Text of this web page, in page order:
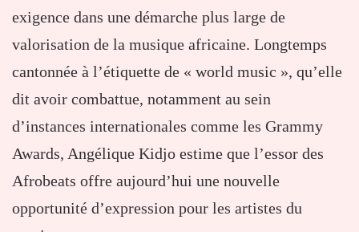
exigence dans une démarche plus large de
valorisation de la musique africaine. Longtemps
cantonnée à l’étiquette de « world music », qu’elle
dit avoir combattue, notamment au sein
d’instances internationales comme les Grammy
Awards, Angélique Kidjo estime que l’essor des
Afrobeats offre aujourd’hui une nouvelle
opportunité d’expression pour les artistes du